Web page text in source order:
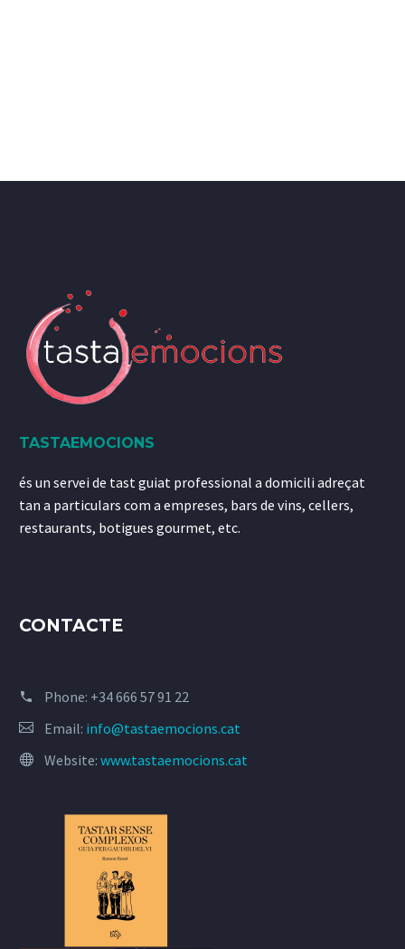
TASTAEMOCIONS
és un servei de tast guiat professional a domicili adreçat
tan a particulars com a empreses, bars de vins, cellers,
restaurants, botigues gourmet, etc.
CONTACTE
Phone: +34 666 57 91 22
Email: info@tastaemocions.cat
Website: www.tastaemocions.cat